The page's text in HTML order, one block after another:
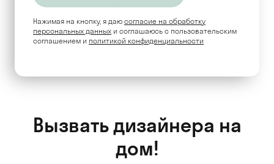
Нажимая на кнопку, я даю согласие на обработку
персональных данных и соглашаюсь c пользовательским
соглашением и политикой конфиденциальности
Вызвать дизайнера на
дом!